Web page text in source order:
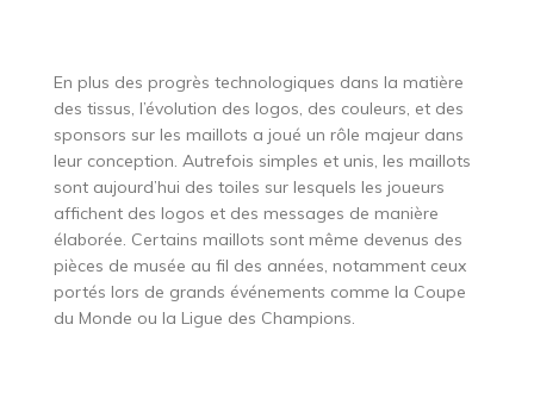
En plus des progrès technologiques dans la matière
des tissus, l’évolution des logos, des couleurs, et des
sponsors sur les maillots a joué un rôle majeur dans
leur conception. Autrefois simples et unis, les maillots
sont aujourd’hui des toiles sur lesquels les joueurs
affichent des logos et des messages de manière
élaborée. Certains maillots sont même devenus des
pièces de musée au fil des années, notamment ceux
portés lors de grands événements comme la Coupe
du Monde ou la Ligue des Champions.